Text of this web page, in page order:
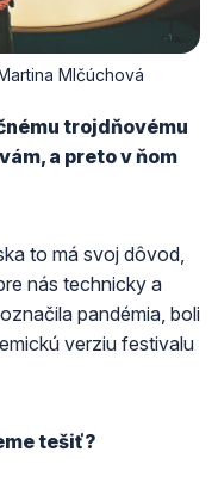
Mlčúchová
trojdňovému
a preto v ňom
to má svoj dôvod,
nás technicky a
pandémia, boli
verziu festivalu
tešiť?